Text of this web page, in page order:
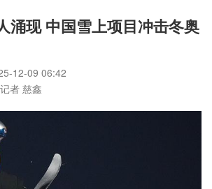
涌现 中国雪上项目冲击冬奥
12-09 06:42
者 慈鑫